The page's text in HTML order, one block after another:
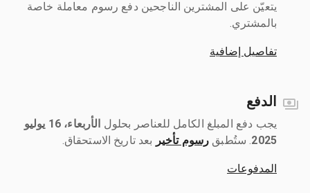
يتعيّن على المشترين الناجحين دفع رسوم معاملة خاصة
بالمشتري.
تفاصيل إضافية
الدفع
يجب دفع المبلغ الكامل للعناصر بحلول ‎
الأربعاء، 16 يوليو
2025
رسوم تأخير بعد تاريخ الاستحقاق.
المدفوعات